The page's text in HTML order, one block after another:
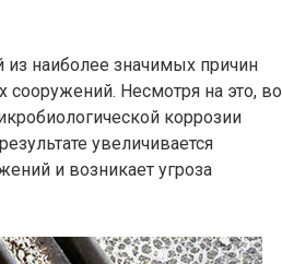
из наиболее значимых причин
Несмотря на это, во
коррозии
увеличивается
и возникает угроза